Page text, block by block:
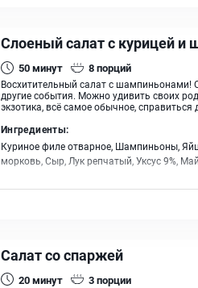
Слоеный салат с курицей и
50минут 8порций
Восхитительный салат с шампиньонами!
другие события. Можно удивить своих
экзотика, всё самое обычное, справиться
Ингредиенты:
Куриное филе отварное, Шампиньоны,
морковь, Сыр, Лук репчатый, Уксус 9%,
Салат со спаржей
20минут 3порции